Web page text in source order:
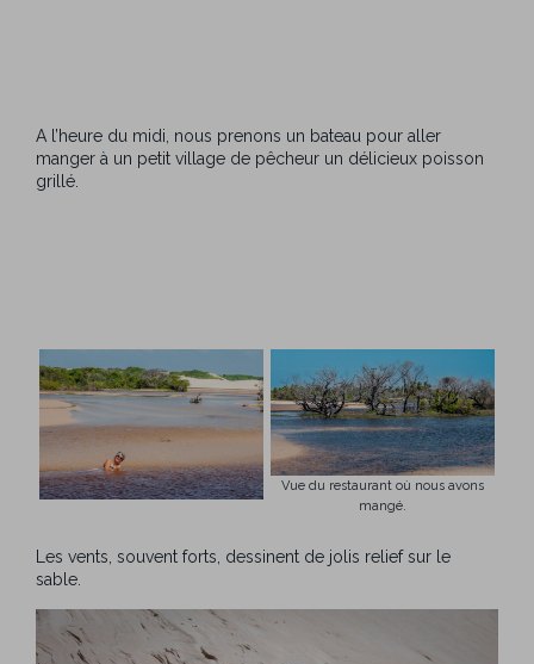
A l’heure du midi, nous prenons un bateau pour aller
manger à un petit village de pêcheur un délicieux poisson
grillé.
Vue du restaurant où nous avons
mangé.
Les vents, souvent forts, dessinent de jolis relief sur le
sable.